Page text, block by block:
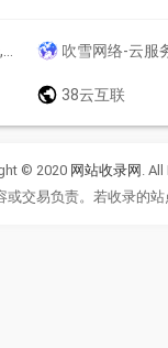
吹雪网络-云服务器-高防云服务器-BGP服务器-高防服务器租用-海外云服务器-物理机-裸金
38云互联
© 2020 网站收录网 .
交易负责。若收录的